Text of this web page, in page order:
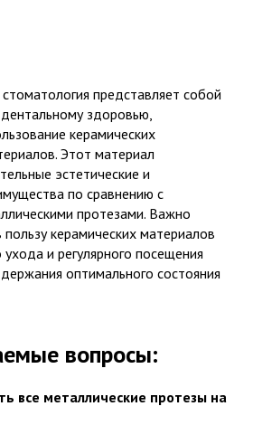
представляет собой
здоровью,
керамических
Этот материал
эстетические и
по сравнению с
протезами. Важно
керамических материалов
и регулярного посещения
оптимального состояния
вопросы:
все металлические протезы на